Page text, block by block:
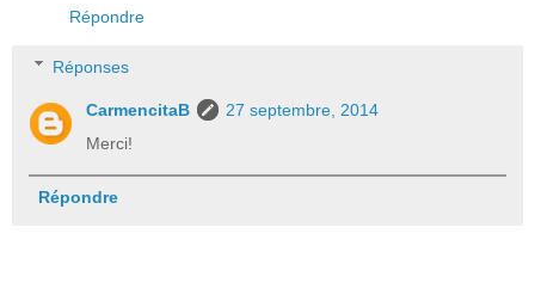
Répondre
Réponses
CarmencitaB
27 septembre, 2014
Merci!
Répondre